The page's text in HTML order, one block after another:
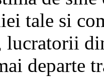
tale si
departe